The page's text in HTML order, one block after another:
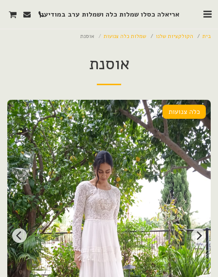
אריאלה כסלו שמלות כלה ושמלות ערב במודיעין
בית הקולקציות שלנו שמלות כלה צנועות אוסנת
אוסנת
כלה צנועות